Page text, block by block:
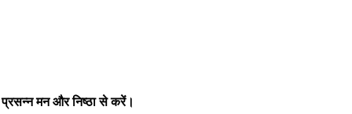
मन और निष्ठा से करें।